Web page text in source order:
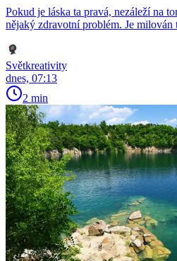
Pokud je láska ta pravá, nezáleží na
nějaký zdravotní problém. Je milován
Světkreativity
dnes, 07:13
2 min